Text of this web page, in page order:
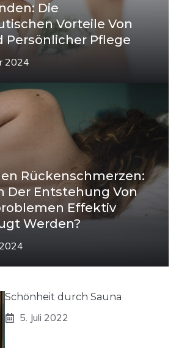
Die
Vorteile Von
Persönlicher Pflege
2024
Rückenschmerzen:
Der Entstehung Von
Effektiv
Werden?
Schönheit durch Sauna
5. Juli 2022